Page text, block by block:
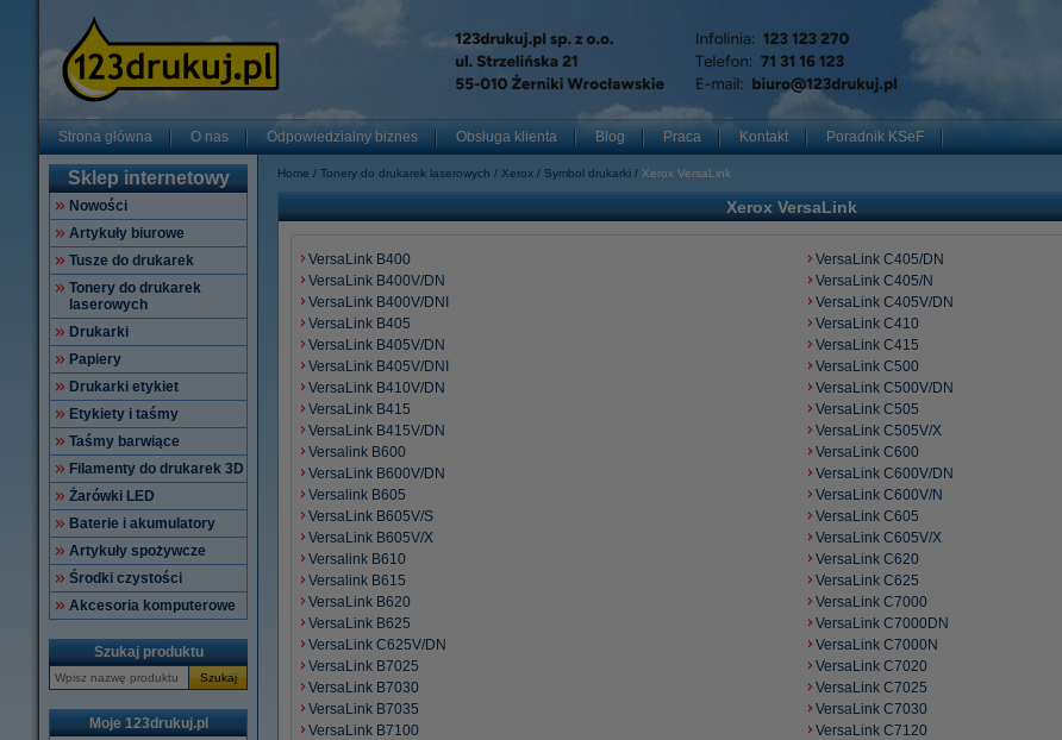
Strona główna O nas Odpowiedzialny biznes Obsługa klienta Blog Praca Kontakt Poradnik KSeF
Sklep internetowy
Nowości
Artykuły biurowe
Tusze do drukarek
Tonery do drukarek
laserowych
Drukarki
Papiery
Drukarki etykiet
Etykiety i taśmy
Taśmy barwiące
Filamenty do drukarek 3D
Żarówki LED
Baterie i akumulatory
Artykuły spożywcze
Środki czystości
Akcesoria komputerowe
Szukaj produktu
Szukaj
Moje 123drukuj.pl
Home Tonery do drukarek laserowych Xerox Symbol drukarki Xerox VersaLink
Xerox VersaLink
VersaLink B400
VersaLink B400V/DN
VersaLink B400V/DNI
VersaLink B405
VersaLink B405V/DN
VersaLink B405V/DNI
VersaLink B410V/DN
VersaLink B415
VersaLink B415V/DN
Versalink B600
VersaLink B600V/DN
Versalink B605
VersaLink B605V/S
VersaLink B605V/X
Versalink B610
Versalink B615
VersaLink B620
VersaLink B625
VersaLink C625V/DN
VersaLink B7025
VersaLink B7030
VersaLink B7035
VersaLink B7100
VersaLink C405/DN
VersaLink C405/N
VersaLink C405V/DN
VersaLink C410
VersaLink C415
VersaLink C500
VersaLink C500V/DN
VersaLink C505
VersaLink C505V/X
VersaLink C600
VersaLink C600V/DN
VersaLink C600V/N
VersaLink C605
VersaLink C605V/X
VersaLink C620
VersaLink C625
VersaLink C7000
VersaLink C7000DN
VersaLink C7000N
VersaLink C7020
VersaLink C7025
VersaLink C7030
VersaLink C7120